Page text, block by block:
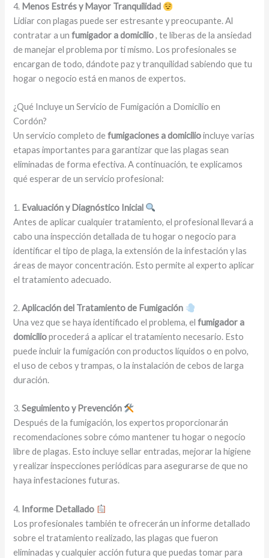
4. Menos Estrés y Mayor Tranquilidad
Lidiar con plagas puede ser estresante y preocupante. Al
contratar a unfumigador a domicilio, te liberas de la ansiedad
de manejar el problema por ti mismo. Los profesionales se
encargan de todo, dándote paz y tranquilidad sabiendo que tu
hogar o negocio está en manos de expertos.
¿Qué Incluye un Servicio de Fumigación a Domicilio en
Cordón?
Un servicio completo defumigaciones a domicilioincluye varias
etapas importantes para garantizar que las plagas sean
eliminadas de forma efectiva. A continuación, te explicamos
qué esperar de un servicio profesional:
1. Evaluación y Diagnóstico Inicial
Antes de aplicar cualquier tratamiento, el profesional llevará a
cabo una inspección detallada de tu hogar o negocio para
identificar el tipo de plaga, la extensión de la infestación y las
áreas de mayor concentración. Esto permite al experto aplicar
el tratamiento adecuado.
2.Aplicación del Tratamiento de Fumigación
Una vez que se haya identificado el problema, elfumigador a
domicilioprocederá a aplicar el tratamiento necesario. Esto
puede incluir la fumigación con productos líquidos o en polvo,
el uso de cebos y trampas, o la instalación de cebos de larga
duración.
3.Seguimiento y Prevención
Después de la fumigación, los expertos proporcionarán
recomendaciones sobre cómo mantener tu hogar o negocio
libre de plagas. Esto incluye sellar entradas, mejorar la higiene
y realizar inspecciones periódicas para asegurarse de que no
haya infestaciones futuras.
4. Informe Detallado
Los profesionales también te ofrecerán un informe detallado
sobre el tratamiento realizado, las plagas que fueron
eliminadas y cualquier acción futura que puedas tomar para